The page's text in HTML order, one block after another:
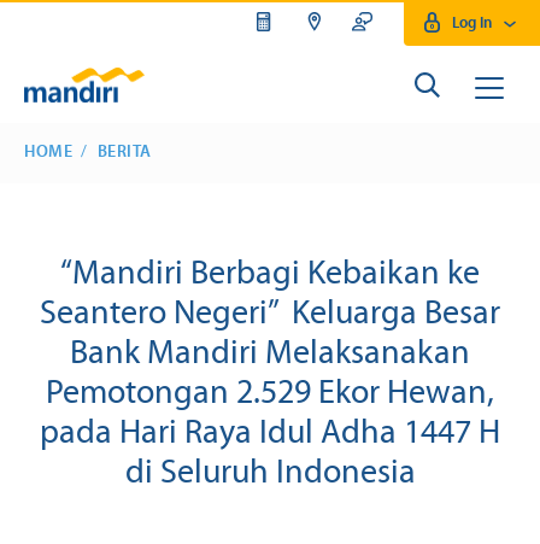
Log In
HOME BERITA
“Mandiri Berbagi Kebaikan ke
Seantero Negeri” Keluarga Besar
Bank Mandiri Melaksanakan
Pemotongan 2.529 Ekor Hewan,
pada Hari Raya Idul Adha 1447 H
di Seluruh Indonesia